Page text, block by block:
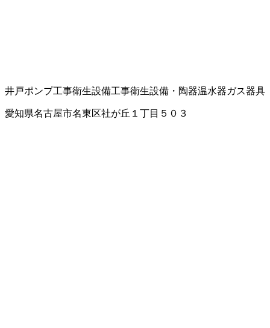
井戸ポンプ工事衛生設備工事衛生設備・陶器温水器ガス器具
愛知県名古屋市名東区社が丘１丁目５０３